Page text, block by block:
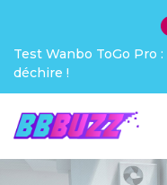
nomade qui